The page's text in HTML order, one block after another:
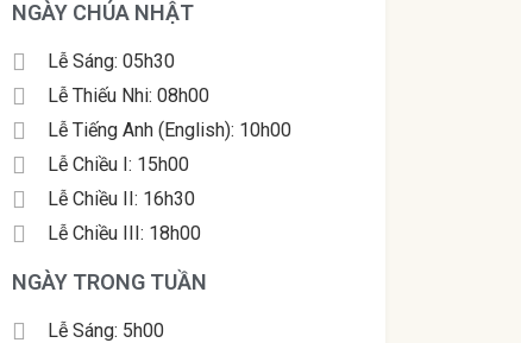
NGÀY CHÚA NHẬT
Lễ Sáng: 05h30
Lễ Thiếu Nhi: 08h00
Lễ Tiếng Anh (English): 10h00
Lễ Chiều I: 15h00
Lễ Chiều II: 16h30
Lễ Chiều III: 18h00
NGÀY TRONG TUẦN
Lễ Sáng: 5h00